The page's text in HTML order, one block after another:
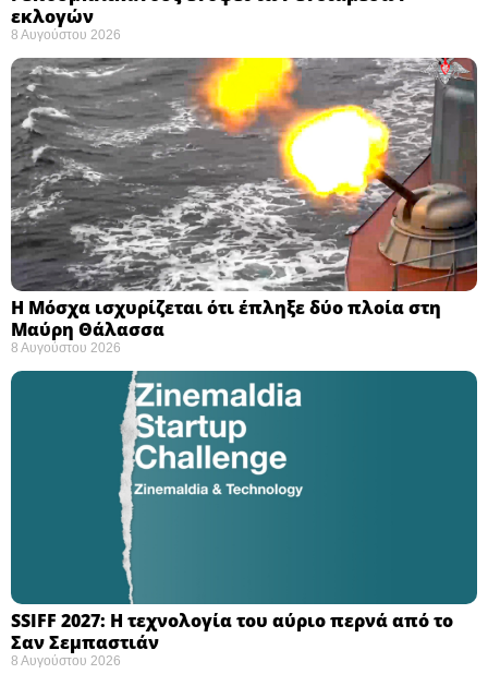
εκλογών ​
8 Αυγούστου 2026
Η Μόσχα ισχυρίζεται ότι έπληξε δύο πλοία στη
Μαύρη Θάλασσα ​
8 Αυγούστου 2026
SSIFF 2027: Η τεχνολογία του αύριο περνά από το
Σαν Σεμπαστιάν ​
8 Αυγούστου 2026